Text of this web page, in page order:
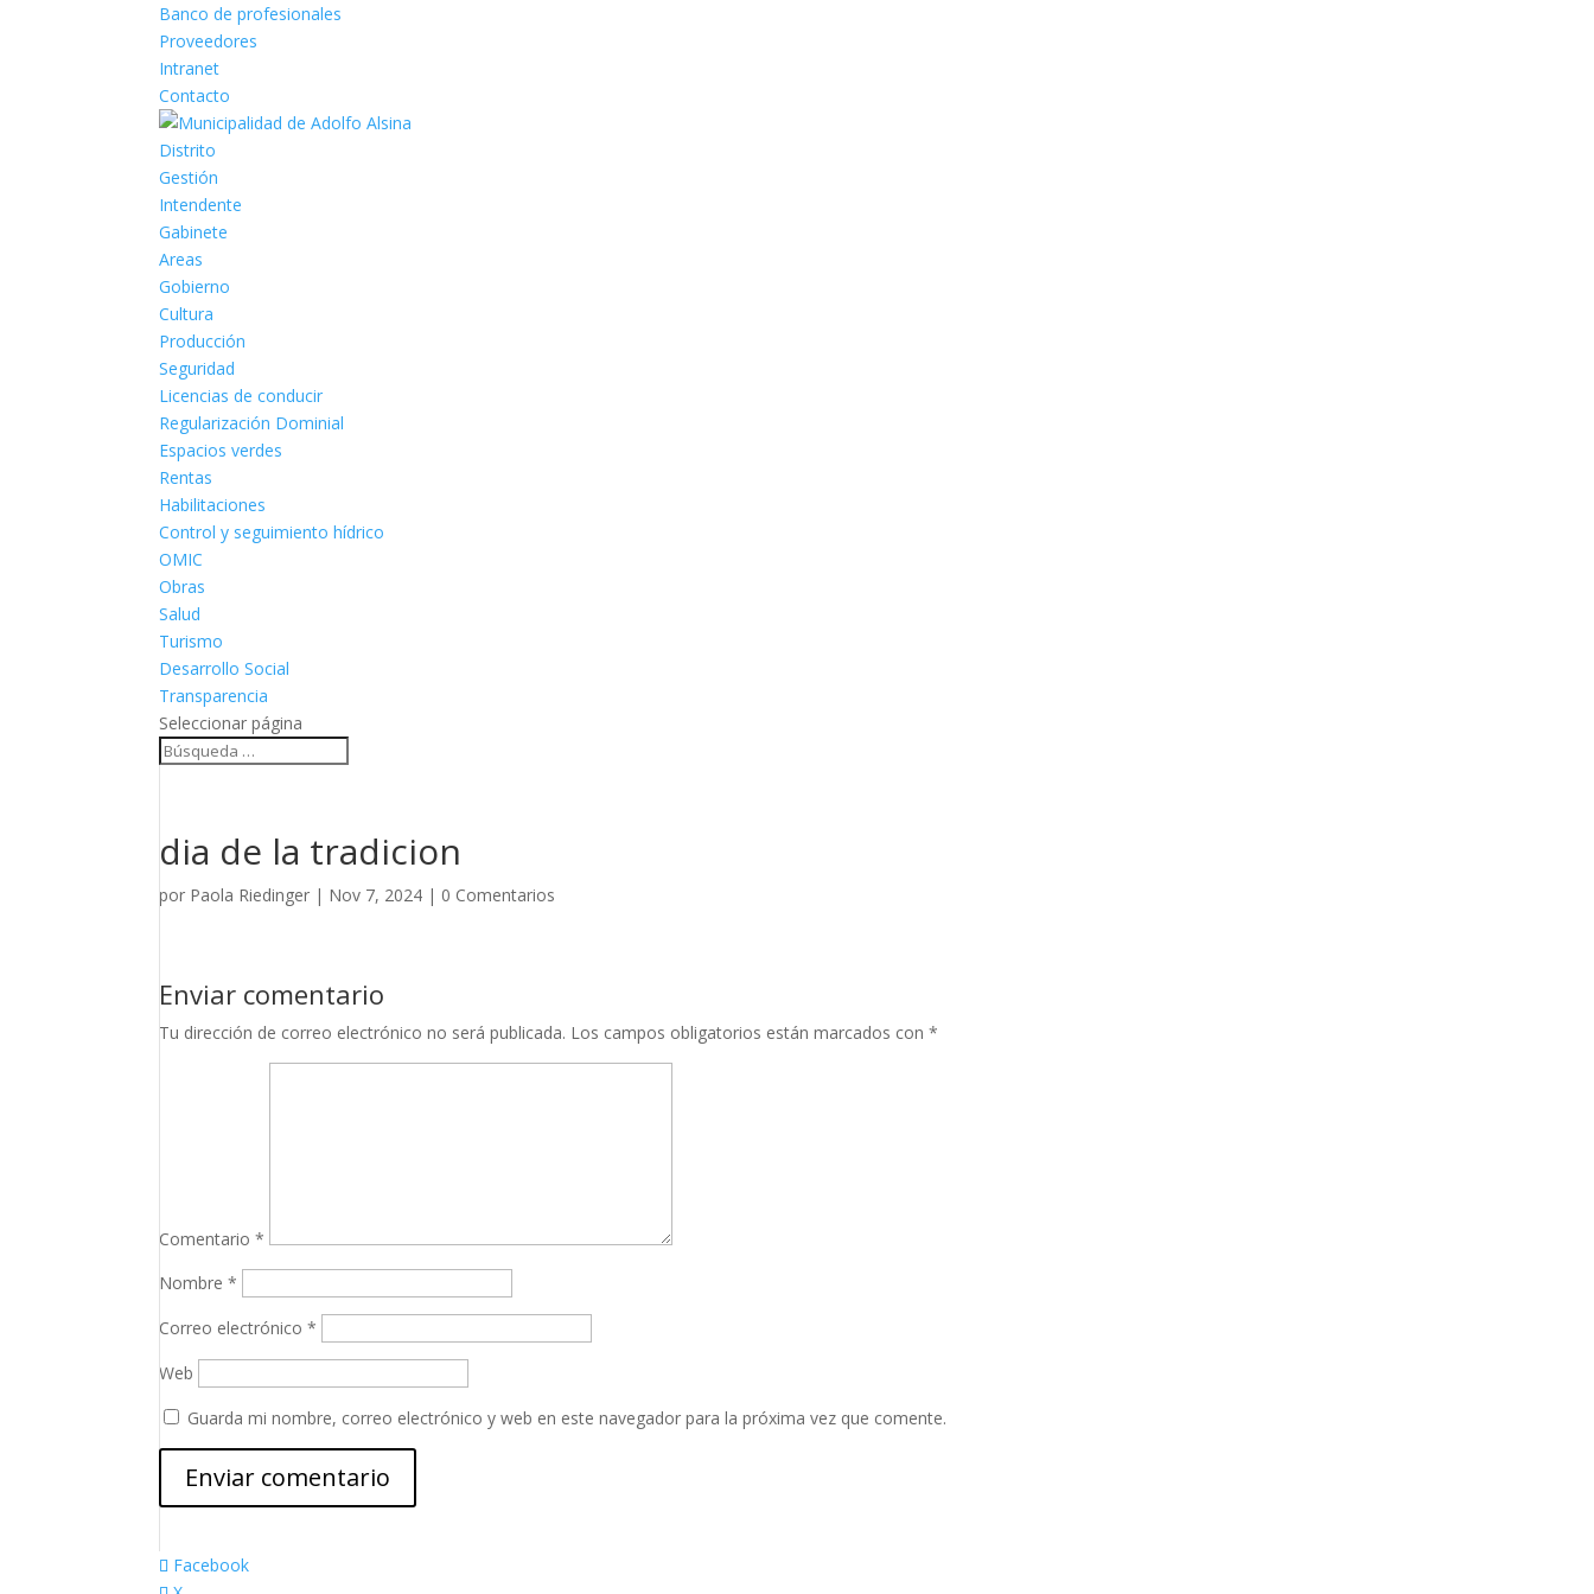
Banco de profesionales
Proveedores
Intranet
Contacto
Distrito
Gestión
Intendente
Gabinete
Areas
Gobierno
Cultura
Producción
Seguridad
Licencias de conducir
Regularización Dominial
Espacios verdes
Rentas
Habilitaciones
Control y seguimiento hídrico
OMIC
Obras
Salud
Turismo
Desarrollo Social
Transparencia
Seleccionar página
dia de la tradicion
por Paola Riedinger | Nov 7, 2024 | 0 Comentarios
Enviar comentario
Tu dirección de correo electrónico no será publicada. Los campos obligatorios están marcados con*
Comentario*
Nombre*
Correo electrónico*
Web
Guarda mi nombre, correo electrónico y web en este navegador para la próxima vez que comente.
Facebook